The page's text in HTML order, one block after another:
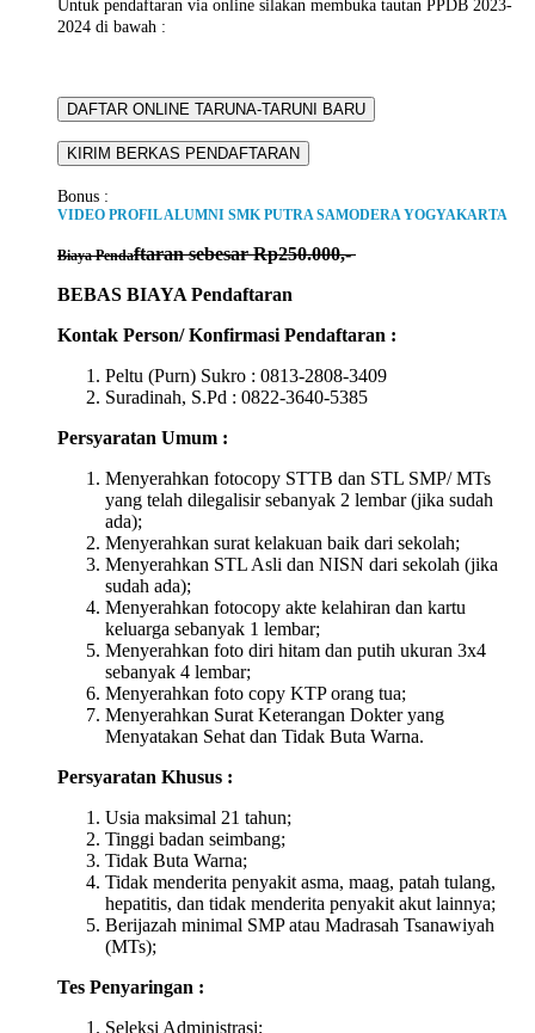
Untuk pendaftaran via online silakan membuka tautan PPDB 2023-
2024 di bawah :
Bonus :
VIDEO PROFIL ALUMNI SMK PUTRA SAMODERA YOGYAKARTA
Biaya Pendaftaran sebesar Rp250.000,-
BEBAS BIAYA Pendaftaran
Kontak Person/ Konfirmasi Pendaftaran :
Peltu (Purn) Sukro : 0813-2808-3409
Suradinah, S.Pd : 0822-3640-5385
Persyaratan Umum :
Menyerahkan fotocopy STTB dan STL SMP/ MTs
yang telah dilegalisir sebanyak 2 lembar (jika sudah
ada);
Menyerahkan surat kelakuan baik dari sekolah;
Menyerahkan STL Asli dan NISN dari sekolah (jika
sudah ada);
Menyerahkan fotocopy akte kelahiran dan kartu
keluarga sebanyak 1 lembar;
Menyerahkan foto diri hitam dan putih ukuran 3x4
sebanyak 4 lembar;
Menyerahkan foto copy KTP orang tua;
Menyerahkan Surat Keterangan Dokter yang
Menyatakan Sehat dan Tidak Buta Warna.
Persyaratan Khusus :
Usia maksimal 21 tahun;
Tinggi badan seimbang;
Tidak Buta Warna;
Tidak menderita penyakit asma, maag, patah tulang,
hepatitis, dan tidak menderita penyakit akut lainnya;
Berijazah minimal SMP atau Madrasah Tsanawiyah
(MTs);
Tes Penyaringan :
Seleksi Administrasi;